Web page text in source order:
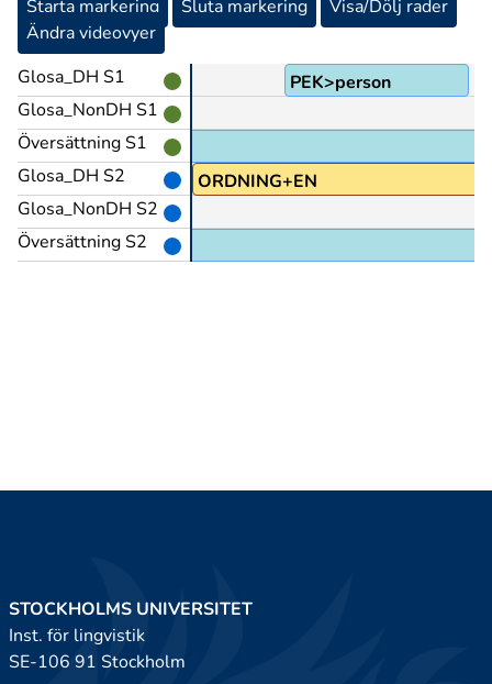
Starta markering Sluta markering
Visa/Dölj rader
Ändra videovyer
Glosa_DH S1
Glosa_NonDH S1
Översättning S1
Glosa_DH S2
Glosa_NonDH S2
Översättning S2
PEK>person
ORDNING+EN
STOCKHOLMS UNIVERSITET
Inst. för lingvistik
SE-106 91 Stockholm